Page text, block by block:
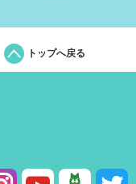
トップへ戻る